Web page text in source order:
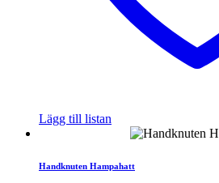
Lägg till listan
Handknuten Hampahatt